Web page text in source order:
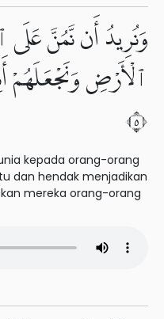
وَنُرِيدُ أَن نَّمُنَّ
ٱلْأَرْضِ وَنَجْعَلَهُمْ
٥
kepada orang-orang
dan hendak menjadikan
mereka orang-orang